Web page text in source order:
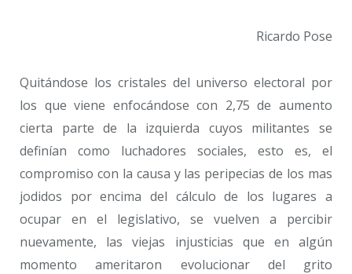
Ricardo Pose
Quitándose los cristales del universo electoral por
los que viene enfocándose con 2,75 de aumento
cierta parte de la izquierda cuyos militantes se
definían como luchadores sociales, esto es, el
compromiso con la causa y las peripecias de los mas
jodidos por encima del cálculo de los lugares a
ocupar en el legislativo, se vuelven a percibir
nuevamente, las viejas injusticias que en algún
momento ameritaron evolucionar del grito